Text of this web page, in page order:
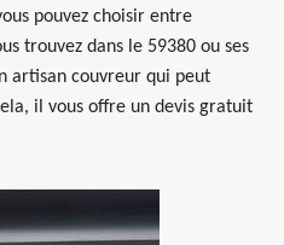
pouvez choisir entre
trouvez dans le 59380 ou ses
artisan couvreur qui peut
il vous offre un devis gratuit